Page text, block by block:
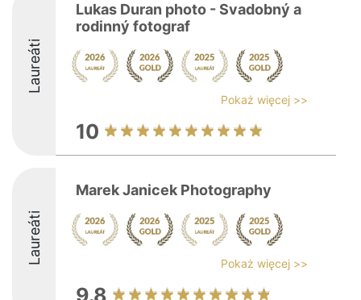
Laureáti
Lukas Duran photo - Svadobný a
rodinný fotograf
Pokaż więcej >>
10
Laureáti
Marek Janicek Photography
Pokaż więcej >>
9.8